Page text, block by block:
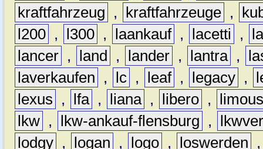
kraftfahrzeug
, kraftfahrzeuge ,
l200 , l300 , laankauf , lacetti ,
lancer , land , lander , lantra ,
laverkaufen
, lc , leaf , legacy ,
lexus
, lfa , liana , libero ,
lkw , lkw-ankauf-flensburg ,
lodgy , logan , logo , loswerden